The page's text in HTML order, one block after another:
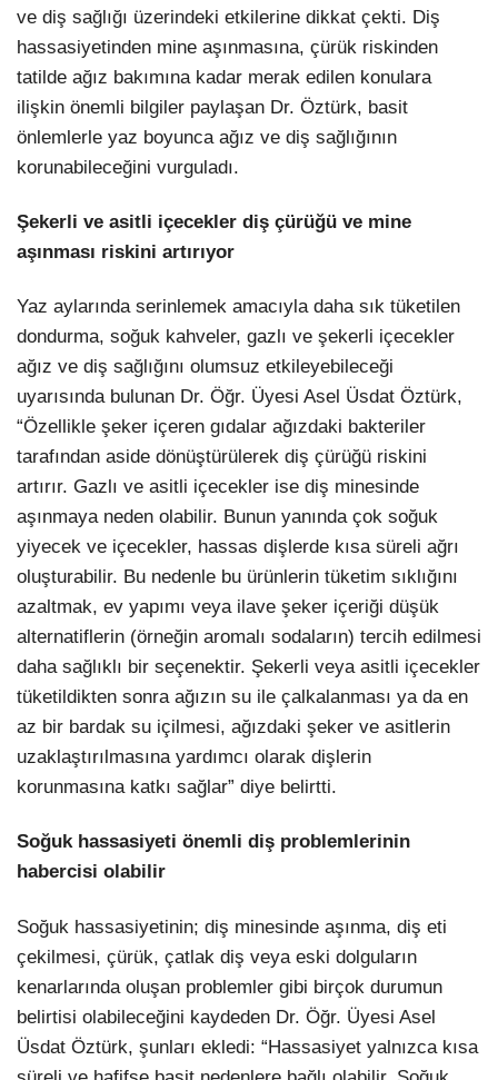
ve diş sağlığı üzerindeki etkilerine dikkat çekti. Diş
hassasiyetinden mine aşınmasına, çürük riskinden
tatilde ağız bakımına kadar merak edilen konulara
ilişkin önemli bilgiler paylaşan Dr. Öztürk, basit
önlemlerle yaz boyunca ağız ve diş sağlığının
korunabileceğini vurguladı.
Şekerli ve asitli içecekler diş çürüğü ve mine
aşınması riskini artırıyor
Yaz aylarında serinlemek amacıyla daha sık tüketilen
dondurma, soğuk kahveler, gazlı ve şekerli içecekler
ağız ve diş sağlığını olumsuz etkileyebileceği
uyarısında bulunan Dr. Öğr. Üyesi Asel Üsdat Öztürk,
“Özellikle şeker içeren gıdalar ağızdaki bakteriler
tarafından aside dönüştürülerek diş çürüğü riskini
artırır. Gazlı ve asitli içecekler ise diş minesinde
aşınmaya neden olabilir. Bunun yanında çok soğuk
yiyecek ve içecekler, hassas dişlerde kısa süreli ağrı
oluşturabilir. Bu nedenle bu ürünlerin tüketim sıklığını
azaltmak, ev yapımı veya ilave şeker içeriği düşük
alternatiflerin (örneğin aromalı sodaların) tercih edilmesi
daha sağlıklı bir seçenektir. Şekerli veya asitli içecekler
tüketildikten sonra ağızın su ile çalkalanması ya da en
az bir bardak su içilmesi, ağızdaki şeker ve asitlerin
uzaklaştırılmasına yardımcı olarak dişlerin
korunmasına katkı sağlar” diye belirtti.
Soğuk hassasiyeti önemli diş problemlerinin
habercisi olabilir
Soğuk hassasiyetinin; diş minesinde aşınma, diş eti
çekilmesi, çürük, çatlak diş veya eski dolguların
kenarlarında oluşan problemler gibi birçok durumun
belirtisi olabileceğini kaydeden Dr. Öğr. Üyesi Asel
Üsdat Öztürk, şunları ekledi: “Hassasiyet yalnızca kısa